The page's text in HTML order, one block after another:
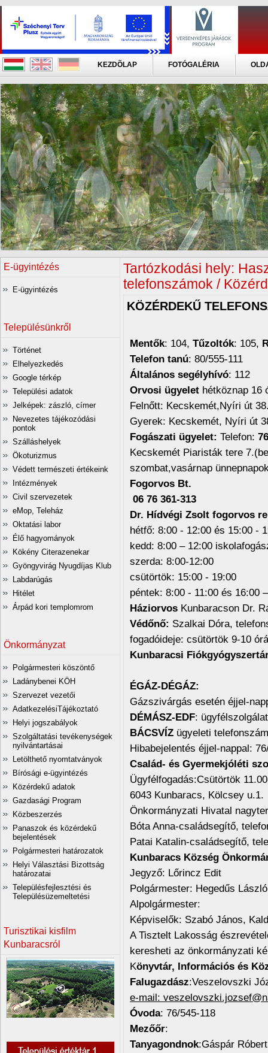
KEZDÕLAP FOTÓGALÉRIA
E-ügyintézés
E-ügyintézés
Településünkről
Történet
Elhelyezkedés
Google térkép
Települési adatok
Jelképek: zászló, címer
Nevezetes tájékozódási
pontok
Szálláshelyek
Ökoturizmus
Védett természeti értékeink
Intézmények
Civil szervezetek
eMop, Teleház
Oktatási labor
Élő hagyományok
Kökény Citerazenekar
Gyöngyvirág Nyugdíjas Klub
Labdarúgás
Hitélet
Árpád kori templomrom
Önkormányzat
Polgármesteri köszöntő
Ladánybenei KÖH
Szervezet vezetői
AdatkezelésiTájékoztató
Helyi jogszabályok
Szolgáltatási tevékenységek
nyilvántartásai
Letölthető nyomtatványok
Bírósági e-ügyintézés
Közérdekű adatok
Gazdasági Program
Közbeszerzés
Panaszok és közérdekű
bejelentések
Polgármesteri határozatok
Helyi Választási Bizottság
határozatai
Településfejlesztési és
Településüzemeltetési
Turisztikai kisfilm
Kunbaracsról
Tartózkodási hely:
telefonszámok /
KÖZÉRDEKŰ
Mentők: 104, Tűzoltók: 105,
Telefon tanú: 80/555-111
Általános segélyhívó: 112
Orvosi ügyelet hétköznap 16
Felnőtt: Kecskemét,Nyíri út
Gyerek: Kecskemét, Nyíri út
Fogászati ügyelet: Telefon:
Kecskemét Piaristák tere
szombat,vasárnap
Fogorvos Bt.
06 76 361-313
Dr. Hídvégi Zsolt fogorvos
hétfő: 8:00 - 12:00 és 15:00 -
kedd: 8:00 – 12:00
szerda: 8:00-12:00
csütörtök: 15:00 - 19:00
péntek: 8:00 - 11:00 és 16:00
Háziorvos Kunbaracson Dr.
Védőnő: Szalkai Dóra,
fogadóideje: csütörtök 9-10
Kunbaracsi
ÉGÁZ-DÉGÁZ:
Gázszivárgás esetén éjjel-
DÉMÁSZ-EDF:
BÁCSVÍZ ügyeleti
Hibabejelentés éjjel-nappal:
Család- és Gyermekjóléti
Ügyfélfogadás:Csütörtök
6043 Kunbaracs, Kölcsey u.1.
Önkormányzati Hivatal
Bóta Anna-családsegítő,
Patai Katalin-családsegítő,
Kunbaracs Község
Jegyző: Lőrincz Edit
Polgármester: Hegedűs
Alpolgármester:
Képviselők: Szabó János,
A Tisztelt Lakosság
keresheti az önkormányzati
Könyvtár, Információs és
Falugazdász:Veszelovszki
e-mail:
Óvoda: 76/545-118
Mezőőr:
Tanyagondnok:Gáspár